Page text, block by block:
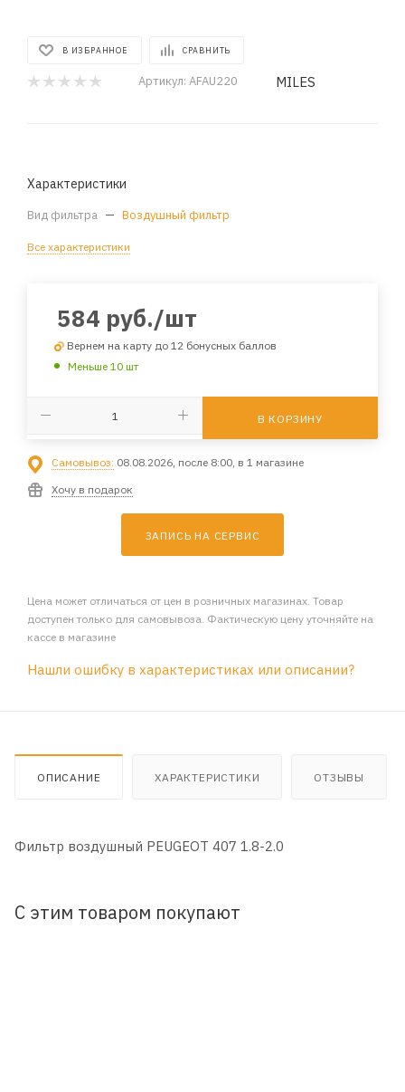
В ИЗБРАННОЕ СРАВНИТЬ
Артикул: AFAU220 MILES
Характеристики
Вид фильтра — Воздушный фильтр
Все характеристики
584 руб./шт
Вернем на карту до 12 бонусных баллов
Меньше 10 шт
В КОРЗИНУ
Самовывоз: 08.08.2026, после 8:00, в 1 магазине
Хочу в подарок
ЗАПИСЬ НА СЕРВИС
Цена может отличаться от цен в розничных магазинах. Товар
доступен только для самовывоза. Фактическую цену уточняйте на
кассе в магазине
Нашли ошибку в характеристиках или описании?
ОПИСАНИЕ ХАРАКТЕРИСТИКИ ОТЗЫВЫ
Фильтр воздушный PEUGEOT 407 1.8-2.0
С этим товаром покупают